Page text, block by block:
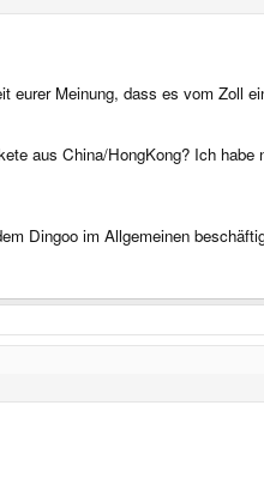
Meinung, dass es vom Zoll
aus China/HongKong? Ich
Dingoo im Allgemeinen